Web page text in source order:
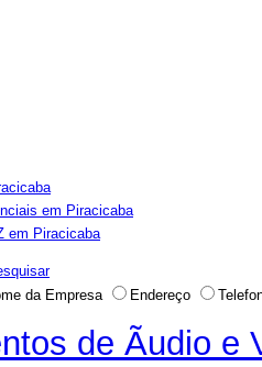
em Piracicaba
em Piracicaba
da Empresa Endereço
de Ãudio e